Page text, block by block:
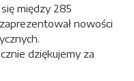
między 285
nowości
dziękujemy za